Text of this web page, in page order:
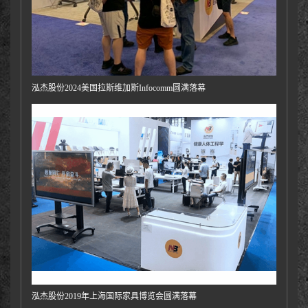
泓杰股份2024美国拉斯维加斯Infocomm圆满落幕
泓杰股份2019年上海国际家具博览会圆满落幕